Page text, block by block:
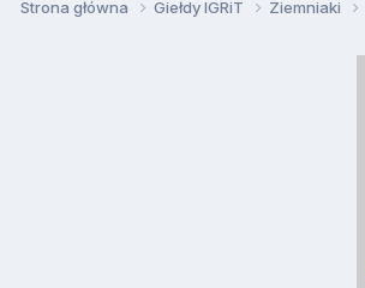
Strona główna Giełdy IGRiT Ziemniaki